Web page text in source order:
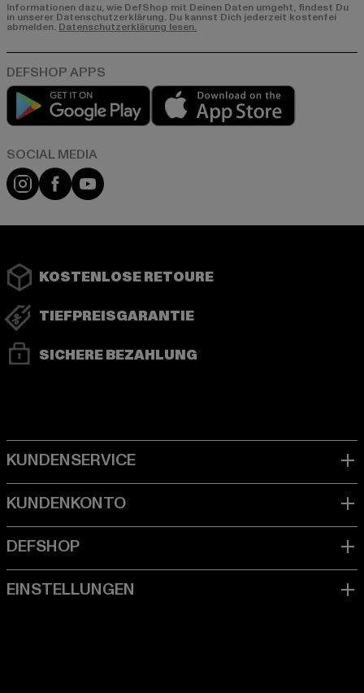
Informationen dazu, wie DefShop mit Deinen Daten umgeht, findest Du
in unserer Datenschutzerklärung. Du kannst Dich jederzeit kostenfei
abmelden. Datenschutzerklärung lesen.
Play market
Instagram
FacebookYouTube
KOSTENLOSE RETOURE
TIEFPREISGARANTIE
SICHERE BEZAHLUNG